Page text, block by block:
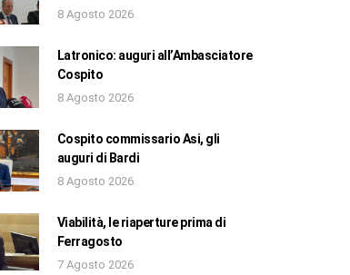
8 Agosto 2026
Latronico: auguri all’Ambasciatore
Cospito
8 Agosto 2026
Cospito commissario Asi, gli
auguri di Bardi
8 Agosto 2026
Viabilità, le riaperture prima di
Ferragosto
7 Agosto 2026